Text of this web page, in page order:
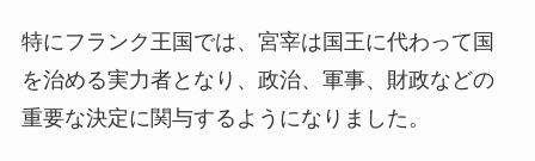
特にフランク王国では、宮宰は国王に代わって国
を治める実力者となり、政治、軍事、財政などの
重要な決定に関与するようになりました。